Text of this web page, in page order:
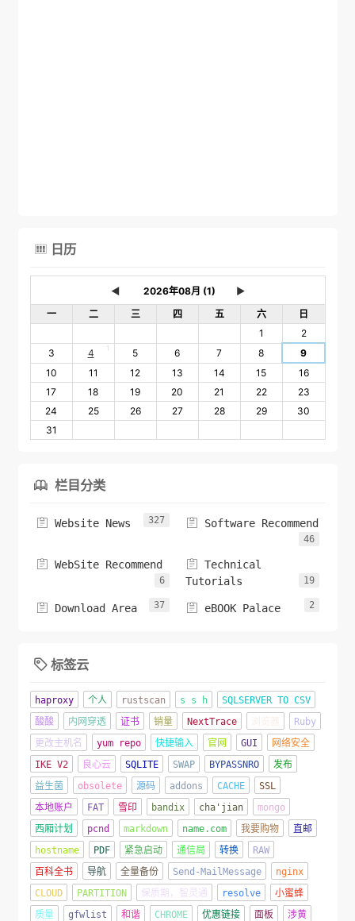
 日历
◄
►
一
二 三 四 五 六
日
1
2
3
4 1 5 6 7 8
9
10
11 12 13 14 15
16
17
18 19 20 21 22
23
24
25 26 27 28 29
30
31
 栏目分类
 Website News 327  Software Recommend
46
 WebSite Recommend
6
 Technical
Tutorials
19
 Download Area 37  eBOOK Palace 2
 标签云
haproxy 个人 rustscan s s h
SQLSERVER TO CSV
酸酸
内网穿透 证书 销量 NextTrace 浏览器
Ruby
更改主机名
yum repo 快捷输入 官网 GUI
网络安全
IKE V2
良心云 SQLITE SWAP BYPASSNRO
发布
益生菌
obsolete 源码 addons CACHE
SSL
本地账户
FAT 雪印 bandix cha'jian
mongo
西厢计划
pcnd markdown name.com 我要购物
直邮
hostname
PDF 紧急启动 通信局 转换
RAW
百科全书
导航 全量备份 Send-MailMessage
nginx
CLOUD
PARTITION 保质期，智灵通 resolve
小蜜蜂
质量
gfwlist 和谐 CHROME 优惠链接 面板 涉黄